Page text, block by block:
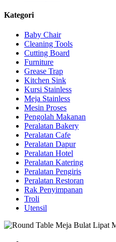
Kategori
Baby Chair
Cleaning Tools
Cutting Board
Furniture
Grease Trap
Kitchen Sink
Kursi Stainless
Meja Stainless
Mesin Proses
Pengolah Makanan
Peralatan Bakery
Peralatan Cafe
Peralatan Dapur
Peralatan Hotel
Peralatan Katering
Peralatan Pengiris
Peralatan Restoran
Rak Penyimpanan
Troli
Utensil